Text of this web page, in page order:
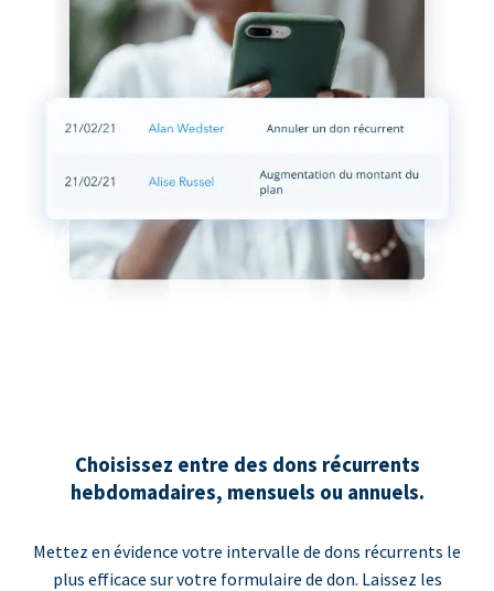
Choisissez entre des dons récurrents
hebdomadaires, mensuels ou annuels.
Mettez en évidence votre intervalle de dons récurrents le
plus efficace sur votre formulaire de don. Laissez les